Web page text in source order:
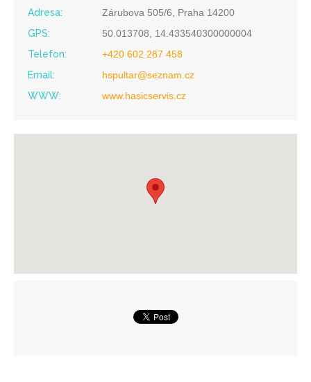
Adresa:
Zárubova 505/6, Praha 14200
GPS:
50.013708, 14.433540300000004
Telefon:
+420 602 287 458
Email:
hspultar@seznam.cz
WWW:
www.hasicservis.cz